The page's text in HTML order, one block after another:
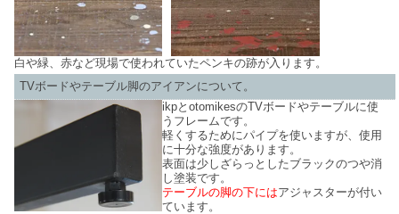
白や緑、赤など現場で使われていたペンキの跡が入ります。
TVボードやテーブル脚のアイアンについて。
ikpとotomikesのTVボードやテーブルに使
うフレームです。
軽くするためにパイプを使いますが、使用
に十分な強度があります。
表面は少しざらっとしたブラックのつや消
し塗装です。
テーブルの脚の下にはアジャスターが付い
ています。